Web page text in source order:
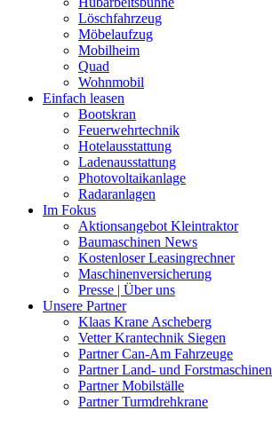
Löschfahrzeug
Möbelaufzug
Mobilheim
Quad
Wohnmobil
Einfach leasen
Bootskran
Feuerwehrtechnik
Hotelausstattung
Ladenausstattung
Photovoltaikanlage
Radaranlagen
Im Fokus
Aktionsangebot Kleintraktor
Baumaschinen News
Kostenloser Leasingrechner
Maschinenversicherung
Presse | Über uns
Unsere Partner
Klaas Krane Ascheberg
Vetter Krantechnik Siegen
Partner Can-Am Fahrzeuge
Partner Land- und Forstmaschinen
Partner Mobilställe
Partner Turmdrehkrane